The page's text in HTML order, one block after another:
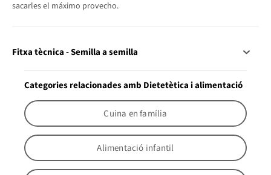
sacarles el máximo provecho.
Fitxa tècnica - Semilla a semilla
Categories relacionades amb Dietetètica i alimentació
Cuina en família
Alimentació infantil